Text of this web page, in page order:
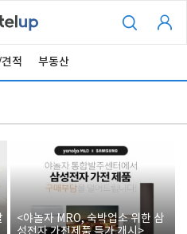
적 부동산
<야놀자 MRO, 숙박업소 위한 삼